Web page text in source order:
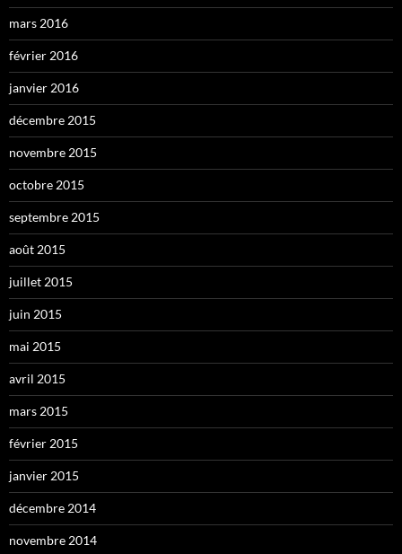
mars 2016
février 2016
janvier 2016
décembre 2015
novembre 2015
octobre 2015
septembre 2015
août 2015
juillet 2015
juin 2015
mai 2015
avril 2015
mars 2015
février 2015
janvier 2015
décembre 2014
novembre 2014